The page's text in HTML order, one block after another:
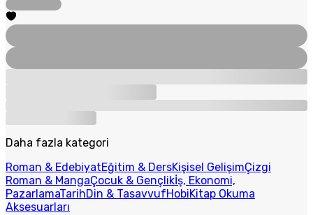
Daha fazla kategori
Roman & EdebiyatEğitim & DersKişisel GelişimÇizgi
Roman & MangaÇocuk & Gençlikİş, Ekonomi,
PazarlamaTarihDin & TasavvufHobiKitap Okuma
Aksesuarları